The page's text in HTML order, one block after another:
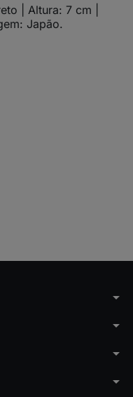
| Altura: 7 cm |
Japão.
arrow_drop_down
arrow_drop_down
arrow_drop_down
arrow_drop_down